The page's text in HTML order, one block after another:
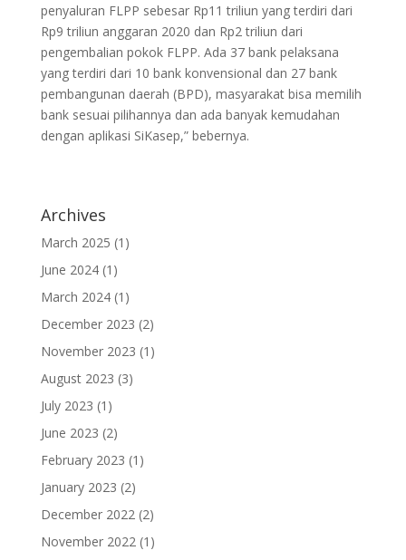
penyaluran FLPP sebesar Rp11 triliun yang terdiri dari
Rp9 triliun anggaran 2020 dan Rp2 triliun dari
pengembalian pokok FLPP. Ada 37 bank pelaksana
yang terdiri dari 10 bank konvensional dan 27 bank
pembangunan daerah (BPD), masyarakat bisa memilih
bank sesuai pilihannya dan ada banyak kemudahan
dengan aplikasi SiKasep,” bebernya.
Archives
March 2025 (1)
June 2024(1)
March 2024(1)
December 2023 (2)
November 2023 (1)
August 2023 (3)
July 2023 (1)
June 2023 (2)
February 2023 (1)
January 2023 (2)
December 2022(2)
November 2022(1)